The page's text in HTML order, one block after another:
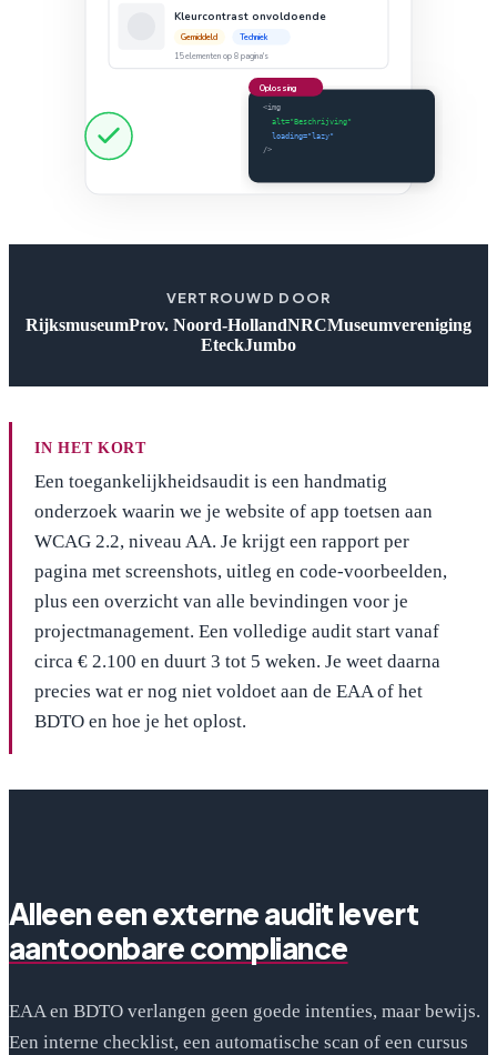
Kleurcontrast onvoldoende
Gemiddeld
Techniek
15 elementen op 8 pagina's
<img
alt="Beschrijving"
loading="lazy"
/>
Oplossing
VERTROUWD DOOR
RijksmuseumProv. Noord-HollandNRCMuseumvereniging
EteckJumbo
IN HET KORT
Een toegankelijkheidsaudit is een handmatig
onderzoek waarin we je website of app toetsen aan
WCAG 2.2, niveau AA. Je krijgt een rapport per
pagina met screenshots, uitleg en code-voorbeelden,
plus een overzicht van alle bevindingen voor je
projectmanagement. Een volledige audit start vanaf
circa € 2.100 en duurt 3 tot 5 weken. Je weet daarna
precies wat er nog niet voldoet aan de EAA of het
BDTO en hoe je het oplost.
Alleen een externe audit levert
aantoonbare compliance
EAA en BDTO verlangen geen goede intenties, maar bewijs.
Een interne checklist, een automatische scan of een cursus